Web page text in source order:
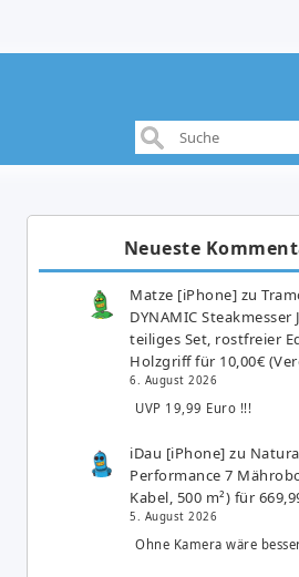
Neueste
Matze [iPhone] zu
DYNAMIC Steakmesser
teiliges Set, rostfreier
Holzgriff für 10,00€
6. August 2026
UVP 19,99 Euro !!!
iDau [iPhone] zu
Performance 7
Kabel, 500 m²) für
5. August 2026
Ohne Kamera wäre